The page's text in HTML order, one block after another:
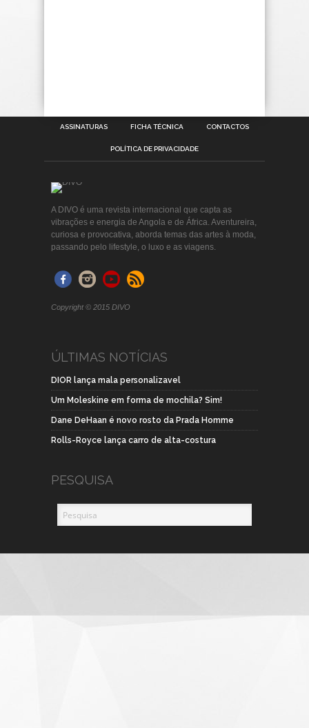
ASSINATURAS FICHA TÉCNICA CONTACTOS
POLÍTICA DE PRIVACIDADE
A DIVO é uma revista internacional que capta as
vibrações e energia de Angola e de África. Aventureira,
curiosa e provocativa, aborda temas das artes à moda,
passando pelo lifestyle, o luxo e as viagens.
Copyright © 2015 DIVO
ÚLTIMAS NOTÍCIAS
DIOR lança mala personalizavel
Um Moleskine em forma de mochila? Sim!
Dane DeHaan é novo rosto da Prada Homme
Rolls-Royce lança carro de alta-costura
PESQUISA